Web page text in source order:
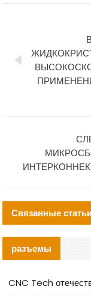
Связанные
разъемы